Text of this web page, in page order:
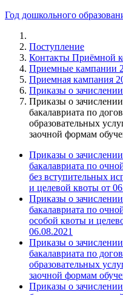
Год дошкольного
Поступление
Контакты Приёмной
Приемные кампании
Приемная кампания
Приказы о зачислении
Приказы о
бакалавриата по
образовательных
заочной формам
Приказы о
бакалавриата по
без вступительных
и целевой квоты от
Приказы о
бакалавриата по
особой квоты и
06.08.2021
Приказы о
бакалавриата по
образовательных
заочной формам
Приказы о